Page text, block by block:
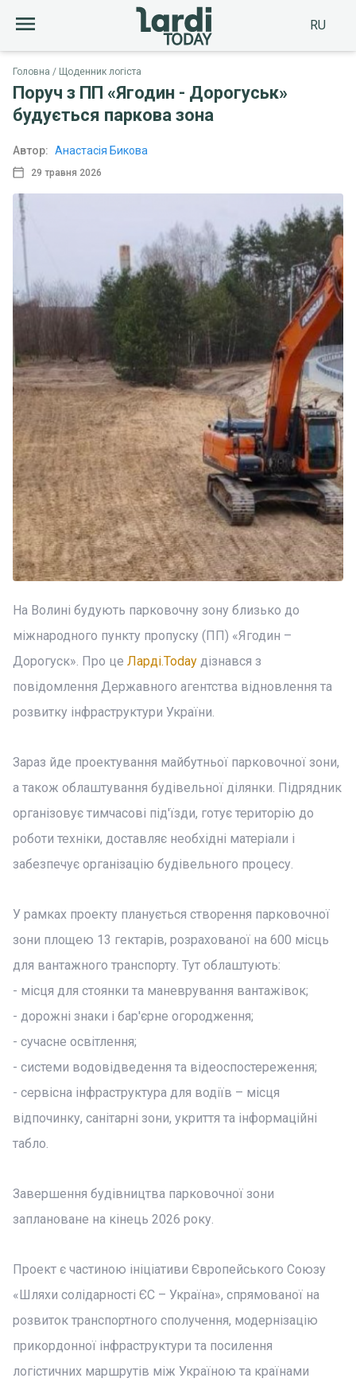
RU
Головна Щоденник логіста
Поруч з ПП «Ягодин - Дорогуськ»
будується паркова зона
29 травня 2026
Автор: Анастасія Бикова
На Волині будують парковочну зону близько до
міжнародного пункту пропуску (ПП) «Ягодин –
Дорогуск». Про це Ларді.Today дізнався з
повідомлення Державного агентства відновлення та
розвитку інфраструктури України.
Зараз йде проектування майбутньої парковочної зони,
а також облаштування будівельної ділянки. Підрядник
організовує тимчасові під'їзди, готує територію до
роботи техніки, доставляє необхідні матеріали і
забезпечує організацію будівельного процесу.
У рамках проекту планується створення парковочної
зони площею 13 гектарів, розрахованої на 600 місць
для вантажного транспорту. Тут облаштують:
- місця для стоянки та маневрування вантажівок;
- дорожні знаки і бар'єрне огородження;
- сучасне освітлення;
- системи водовідведення та відеоспостереження;
- сервісна інфраструктура для водіїв – місця
відпочинку, санітарні зони, укриття та інформаційні
табло.
Завершення будівництва парковочної зони
заплановане на кінець 2026 року.
Проект є частиною ініціативи Європейського Союзу
«Шляхи солідарності ЄС – Україна», спрямованої на
розвиток транспортного сполучення, модернізацію
прикордонної інфраструктури та посилення
логістичних маршрутів між Україною та країнами